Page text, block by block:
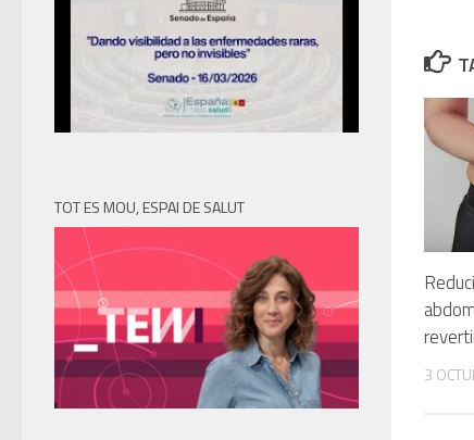
3
TOT ES MOU, ESPAI DE SALUT